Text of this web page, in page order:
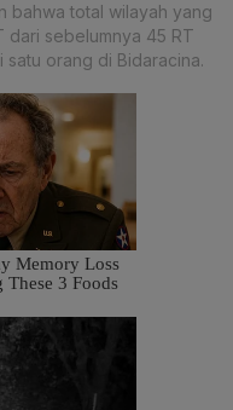
bahwa total wilayah yang
dari sebelumnya 45 RT
orang di Bidaracina.